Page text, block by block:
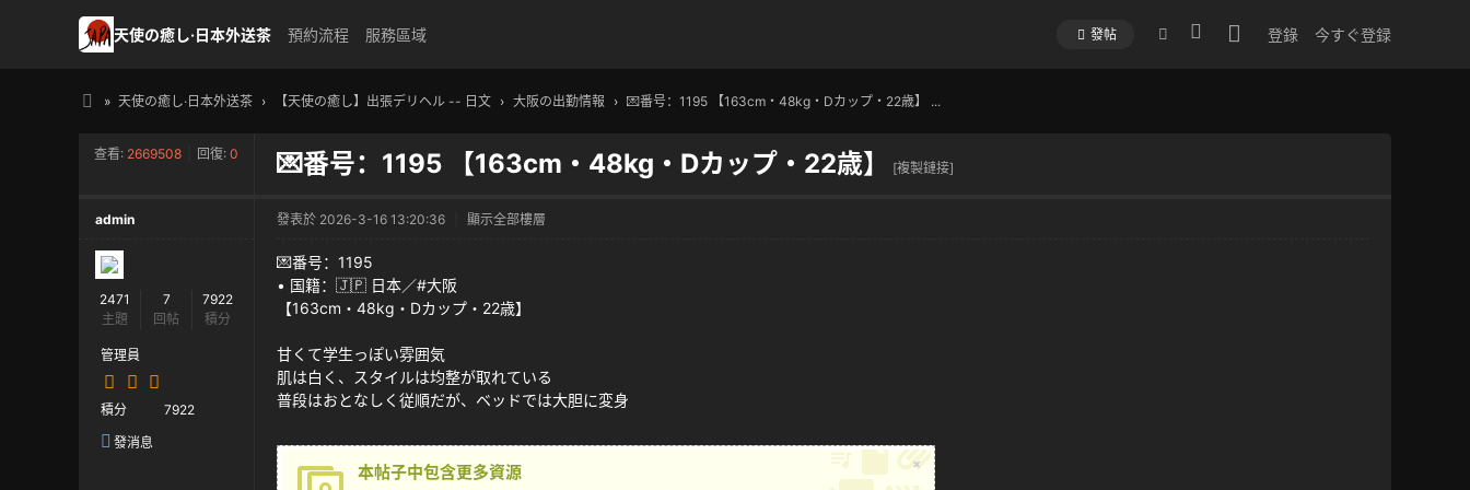
天使の癒し·日本外送茶 預約流程 服務區域 登錄 今すぐ登録
發帖
使
癒
» 天使の癒し·日本外送茶 › 【天使の癒し】出張デリヘル -- 日文 › 大阪の出勤情報 › 💌番号：1195 【163cm・48kg・Dカップ・22歳】 ...
查看: 2669508 回復: 0 💌番号：1195 【163cm・48kg・Dカップ・22歳】 [複製鏈接]
admin
2471
主題
7
回帖
7922
積分
管理員
積分 7922
發消息
發表於 2026-3-16 13:20:36 顯示全部樓層
💌番号：1195
• 国籍：🇯🇵 日本／#大阪
【163cm・48kg・Dカップ・22歳】
甘くて学生っぽい雰囲気
肌は白く、スタイルは均整が取れている
普段はおとなしく従順だが、ベッドでは大胆に変身
本帖子中包含更多資源 ×